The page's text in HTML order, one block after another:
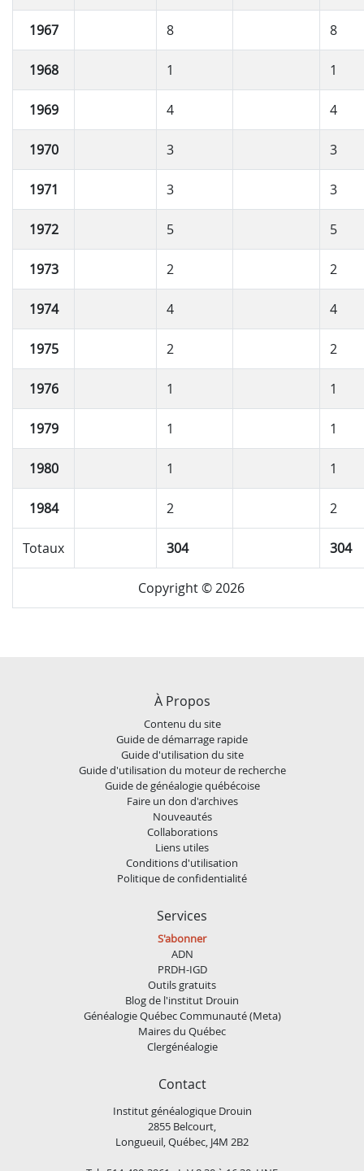
1967 8 8
1968 1 1
1969 4 4
1970 3 3
1971 3 3
1972 5 5
1973 2 2
1974 4 4
1975 2 2
1976 1 1
1979 1 1
1980 1 1
1984 2 2
Totaux 304 304
Copyright © 2026
À Propos
Contenu du site
Guide de démarrage rapide
Guide d'utilisation du site
Guide d'utilisation du moteur de recherche
Guide de généalogie québécoise
Faire un don d'archives
Nouveautés
Collaborations
Liens utiles
Conditions d'utilisation
Politique de confidentialité
Services
S'abonner
ADN
PRDH-IGD
Outils gratuits
Blog de l'institut Drouin
Généalogie Québec Communauté (Meta)
Maires du Québec
Clergénéalogie
Contact
Institut généalogique Drouin
2855 Belcourt,
Longueuil, Québec, J4M 2B2